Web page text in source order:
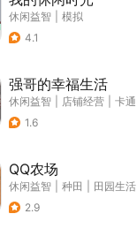
休闲益智
模拟
4.1
强哥的幸福生活
休闲益智 店铺经营 卡通
1.6
QQ农场
休闲益智 种田 田园生活
2.9